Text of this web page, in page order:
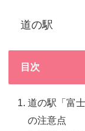
道の駅
目次
道の駅「富
の注意点